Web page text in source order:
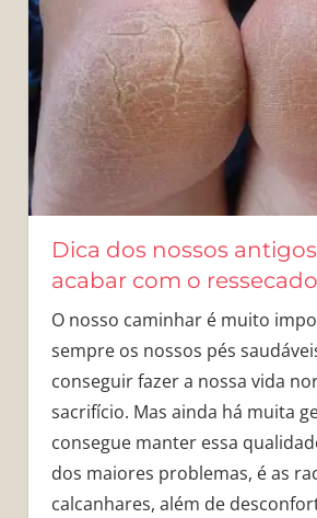
Dica dos nossos
acabar com o
O nosso caminhar é muito
sempre os nossos pés
conseguir fazer a nossa vida
sacrifício. Mas ainda há muita
consegue manter essa
dos maiores problemas, é as
calcanhares, além de